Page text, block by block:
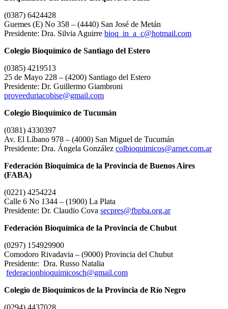
(0387) 6424428
Guemes (E) No 358 – (4440) San José de Metán
Presidente: Dra. Silvia Aguirre bioq_in_a_c@hotmail.com
Colegio Bioquímico de Santiago del Estero
(0385) 4219513
25 de Mayo 228 – (4200) Santiago del Estero
Presidente: Dr. Guillermo Giambroni
proveeduriacobise@gmail.com
Colegio Bioquímico de Tucumán
(0381) 4330397
Av. El Líbano 978 – (4000) San Miguel de Tucumán
Presidente: Dra. Ángela González colbioquimicos@arnet.com.ar
Federación Bioquímica de la Provincia de Buenos Aires
(FABA)
(0221) 4254224
Calle 6 No 1344 – (1900) La Plata
Presidente: Dr. Claudio Cova secpres@fbpba.org.ar
Federación Bioquímica de la Provincia de Chubut
(0297) 154929900
Comodoro Rivadavia – (9000) Provincia del Chubut
Presidente: Dra. Russo Natalia
federacionbioquimicosch@gmail.com
Colegio de Bioquímicos de la Provincia de Río Negro
(0294) 4437028